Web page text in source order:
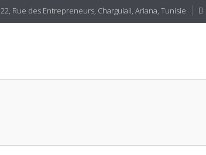
22, Rue des Entrepreneurs, CharguiaII, Ariana, Tunisie